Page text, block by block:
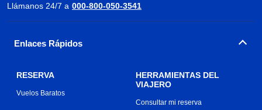
Llámanos 24/7 a 000-800-050-3541
Enlaces Rápidos
RESERVA
Vuelos Baratos
HERRAMIENTAS DEL
VIAJERO
Consultar mi reserva